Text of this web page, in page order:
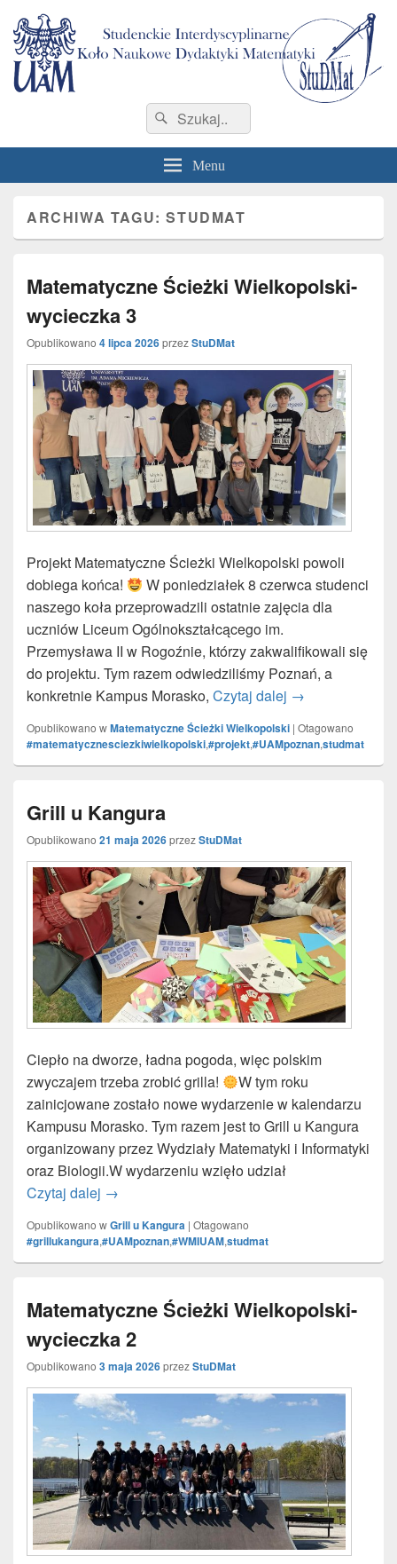
Studenckie Interdyscyplinarne Koło Naukowe Dydaktyki Matematyki Wydziału
Matematyki i Informatyki
Search
for:
Search
Menu
ARCHIWA TAGU:STUDMAT
Matematyczne Ścieżki Wielkopolski-
wycieczka 3
Opublikowano 4 lipca 2026przezStuDMat
Projekt Matematyczne Ścieżki Wielkopolski powoli
dobiega końca!
W poniedziałek 8 czerwca studenci
naszego koła przeprowadzili ostatnie zajęcia dla
uczniów Liceum Ogólnokształcącego im.
Przemysława II w Rogoźnie, którzy zakwalifikowali się
do projektu. Tym razem odwiedziliśmy Poznań, a
konkretnie Kampus Morasko, Czytaj dalej Matematyczne
→
Opublikowano wMatematyczne Ścieżki Wielkopolski | Otagowano
#matematycznesciezkiwielkopolski,#projekt,#UAMpoznan,studmat
Grill u Kangura
Opublikowano 21 maja 2026przezStuDMat
Ciepło na dworze, ładna pogoda, więc polskim
zwyczajem trzeba zrobić grilla!
W tym roku
zainicjowane zostało nowe wydarzenie w kalendarzu
Kampusu Morasko. Tym razem jest to Grill u Kangura
organizowany przez Wydziały Matematyki i Informatyki
oraz Biologii.W wydarzeniu wzięło udział
Czytaj dalej Grill u Kangura
→
Opublikowano wGrill u Kangura | Otagowano
#grillukangura,#UAMpoznan,#WMIUAM,studmat
Matematyczne Ścieżki Wielkopolski-
wycieczka 2
Opublikowano 3 maja 2026przezStuDMat